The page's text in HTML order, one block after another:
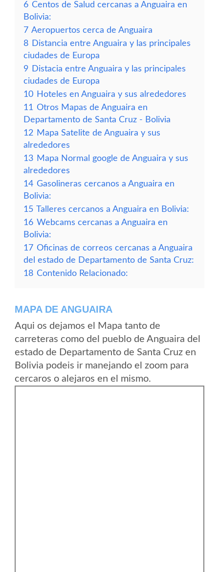
6 Centos de Salud cercanas a Anguaira en
Bolivia:
7 Aeropuertos cerca de Anguaira
8 Distancia entre Anguaira y las principales
ciudades de Europa
9 Distacia entre Anguaira y las principales
ciudades de Europa
10 Hoteles en Anguaira y sus alrededores
11 Otros Mapas de Anguaira en
Departamento de Santa Cruz - Bolivia
12 Mapa Satelite de Anguaira y sus
alrededores
13 Mapa Normal google de Anguaira y sus
alrededores
14 Gasolineras cercanos a Anguaira en
Bolivia:
15 Talleres cercanos a Anguaira en Bolivia:
16 Webcams cercanas a Anguaira en
Bolivia:
17 Oficinas de correos cercanas a Anguaira
del estado de Departamento de Santa Cruz:
18 Contenido Relacionado:
MAPA DE ANGUAIRA
Aqui os dejamos el Mapa tanto de
carreteras como del pueblo de Anguaira del
estado de Departamento de Santa Cruz en
Bolivia podeis ir manejando el zoom para
cercaros o alejaros en el mismo.